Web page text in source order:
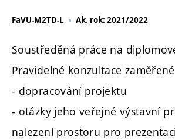
FaVU-M2TD-L Ak. rok: 2021/2022
Soustředěná práce na
Pravidelné konzultace
- dopracování projektu
- otázky jeho veřejné výstavní
nalezení prostoru pro prezentaci